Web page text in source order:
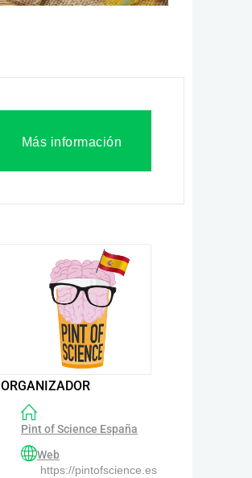
Más información
ORGANIZADOR
Pint of Science España
Web
https://pintofscience.es